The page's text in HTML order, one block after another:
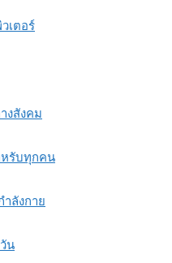
เตอร์
งสังคม
หรับทุกคน
าลังกาย
น